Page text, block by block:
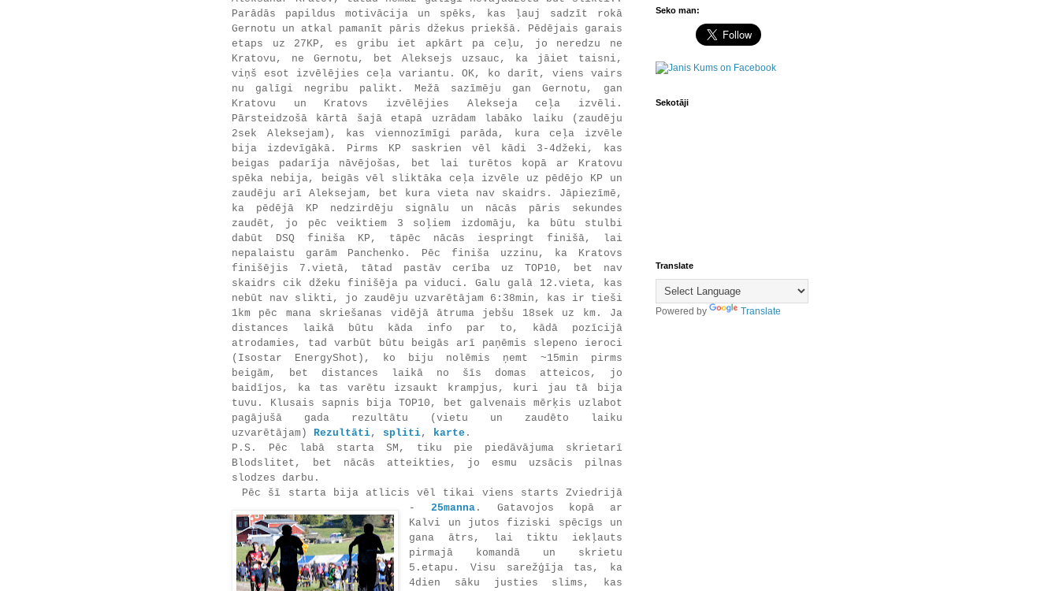
Parādās papildus motivācija un spēks, kas ļauj sadzīt rokā
Gernotu un atkal pamanīt pāris džekus priekšā. Pēdējais garais
etaps uz 27KP, es gribu iet apkārt pa ceļu, jo neredzu ne
Kratovu, ne Gernotu, bet Aleksejs uzsauc, ka jāiet taisni,
viņš esot izvēlējies ceļa variantu. OK, ko darīt, viens vairs
nu galīgi negribu palikt. Mežā sazīmēju gan Gernotu, gan
Kratovu un Kratovs izvēlējies Alekseja ceļa izvēli.
Pārsteidzošā kārtā šajā etapā uzrādam labāko laiku (zaudēju
2sek Aleksejam), kas viennozīmīgi parāda, kura ceļa izvēle
bija izdevīgākā. Pirms KP saskrien vēl kādi 3-4džeki, kas
beigas padarīja nāvējošas, bet lai turētos kopā ar Kratovu
spēka nebija, beigās vēl sliktāka ceļa izvēle uz pēdējo KP un
zaudēju arī Aleksejam, bet kura vieta nav skaidrs. Jāpiezīmē,
ka pēdējā KP nedzirdēju signālu un nācās pāris sekundes
zaudēt, jo pēc veiktiem 3 soļiem izdomāju, ka būtu stulbi
dabūt DSQ finiša KP, tāpēc nācās iespringt finišā, lai
nepalaistu garām Panchenko. Pēc finiša uzzinu, ka Kratovs
finišējis 7.vietā, tātad pastāv cerība uz TOP10, bet nav
skaidrs cik džeku finišēja pa viduci. Galu galā 12.vieta, kas
nebūt nav slikti, jo zaudēju uzvarētājam 6:38min, kas ir tieši
1km pēc mana skriešanas vidējā ātruma jebšu 18sek uz km. Ja
distances laikā būtu kāda info par to, kādā pozīcijā
atrodamies, tad varbūt būtu beigās arī paņēmis slepeno ieroci
(Isostar EnergyShot), ko biju nolēmis ņemt ~15min pirms
beigām, bet distances laikā no šīs domas atteicos, jo
baidījos, ka tas varētu izsaukt krampjus, kuri jau tā bija
tuvu. Klusais sapnis bija TOP10, bet galvenais mērķis uzlabot
pagājušā gada rezultātu (vietu un zaudēto laiku
uzvarētājam) Rezultāti, spliti, karte .
P.S. Pēc labā starta SM, tiku pie piedāvājuma skrietarī
Blodslitet, bet nācās atteikties, jo esmu uzsācis pilnas
slodzes darbu.
Pēc šī starta bija atlicis vēl tikai viens starts Zviedrijā
- 25manna. Gatavojos kopā ar
Kalvi un jutos fiziski spēcīgs un
gana ātrs, lai tiktu iekļauts
pirmajā komandā un skrietu
5.etapu. Visu sarežģīja tas, ka
4dien sāku justies slims, kas
Seko man:
Sekotāji
Translate
Powered by Translate